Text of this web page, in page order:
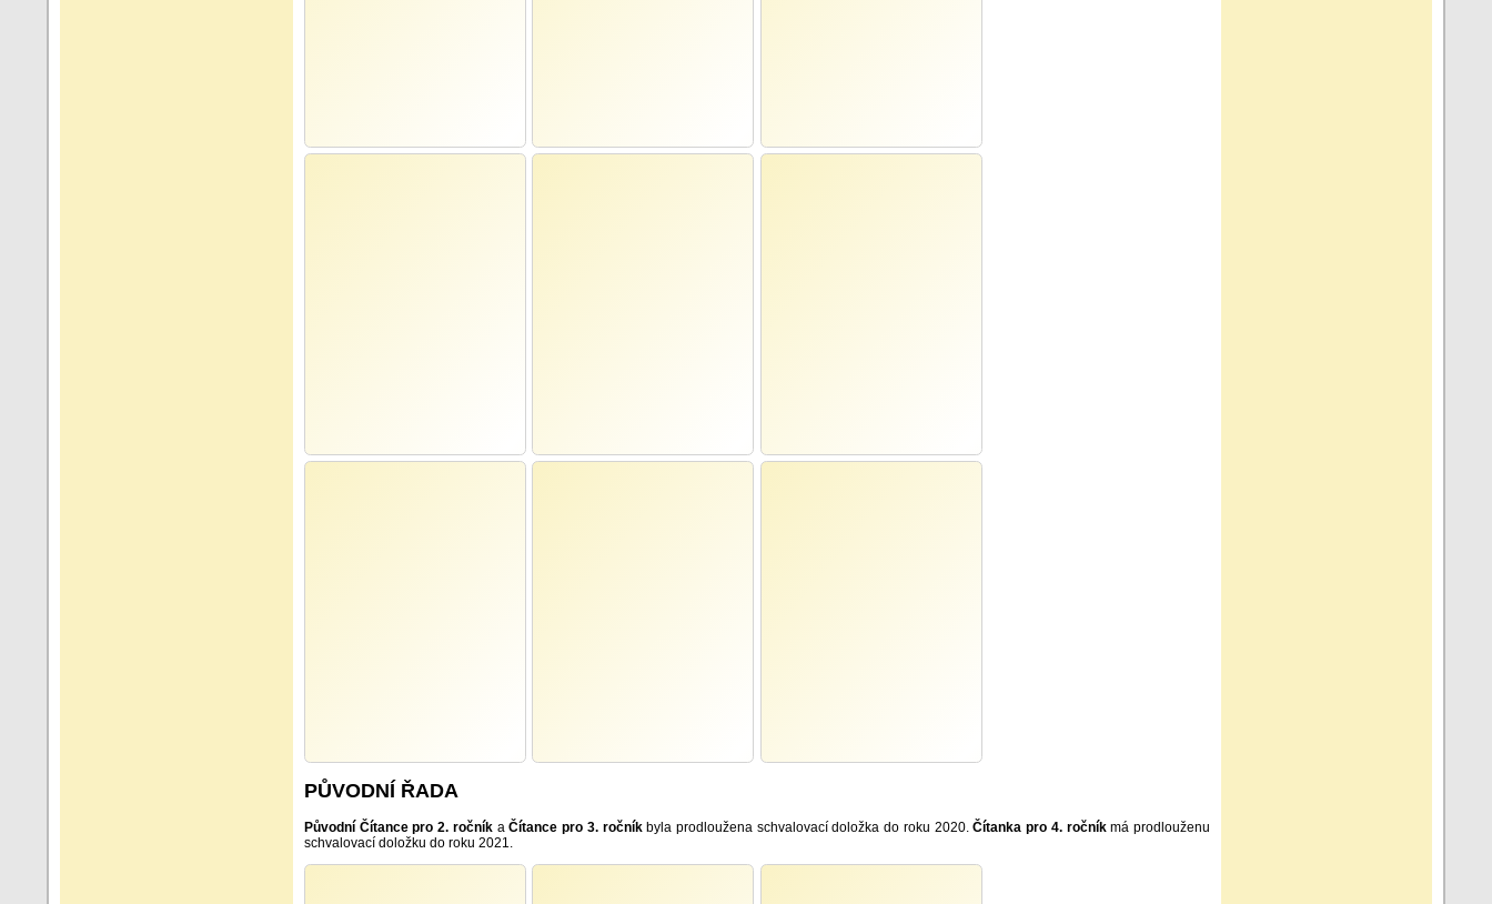
PŮVODNÍ ŘADA
Původní Čítance pro 2. ročníkaČítance pro 3. ročníkbyla prodloužena schvalovací doložka do roku 2020.Čítanka pro 4. ročníkmá prodlouženu
schvalovací doložku do roku 2021.